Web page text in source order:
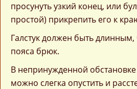
просунуть узкий конец, или
простой) прикрепить его к
Галстук должен быть длинным,
пояса брюк.
В непринужденной обстановке
можно слегка опустить и